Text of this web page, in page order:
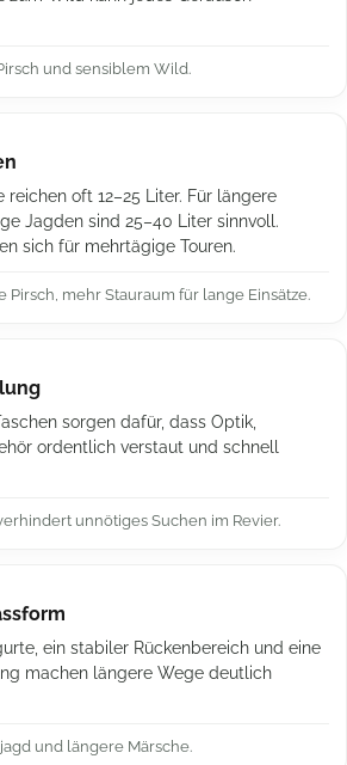
und sensiblem Wild.
reichen oft 12–25 Liter. Für längere
Jagden sind 25–40 Liter sinnvoll.
sich für mehrtägige Touren.
Pirsch, mehr Stauraum für lange Einsätze.
sorgen dafür, dass Optik,
ordentlich verstaut und schnell
unnötiges Suchen im Revier.
ein stabiler Rückenbereich und eine
machen längere Wege deutlich
und längere Märsche.